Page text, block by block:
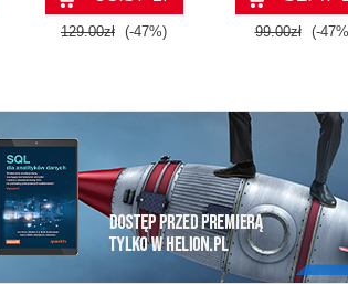
129.00zł (-47%) 99.00zł (-